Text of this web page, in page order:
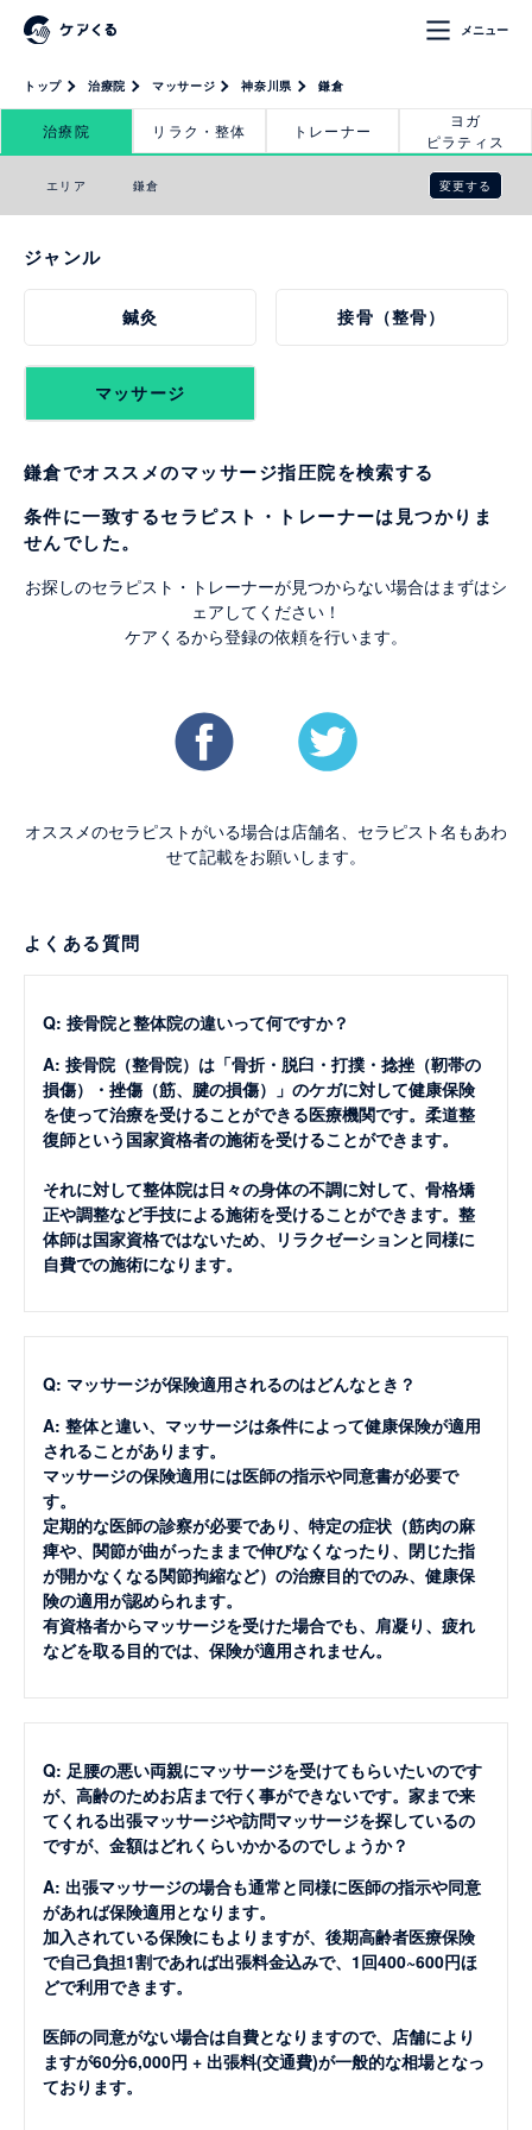
メニュー
トップ 治療院 マッサージ 神奈川県 鎌倉
治療院 リラク・整体 トレーナー
ヨガ
ピラティス
エリア 鎌倉 変更する
ジャンル
鍼灸 接骨（整骨）
マッサージ
鎌倉でオススメのマッサージ指圧院を検索する
条件に一致するセラピスト・トレーナーは見つかりま
せんでした。
お探しのセラピスト・トレーナーが見つからない場合はまずはシ
ェアしてください！
ケアくるから登録の依頼を行います。
オススメのセラピストがいる場合は店舗名、セラピスト名もあわ
せて記載をお願いします。
よくある質問
Q: 接骨院と整体院の違いって何ですか？
A: 接骨院（整骨院）は「骨折・脱臼・打撲・捻挫（靭帯の
損傷）・挫傷（筋、腱の損傷）」のケガに対して健康保険
を使って治療を受けることができる医療機関です。柔道整
復師という国家資格者の施術を受けることができます。
それに対して整体院は日々の身体の不調に対して、骨格矯
正や調整など手技による施術を受けることができます。整
体師は国家資格ではないため、リラクゼーションと同様に
自費での施術になります。
Q: マッサージが保険適用されるのはどんなとき？
A: 整体と違い、マッサージは条件によって健康保険が適用
されることがあります。
マッサージの保険適用には医師の指示や同意書が必要で
す。
定期的な医師の診察が必要であり、特定の症状（筋肉の麻
痺や、関節が曲がったままで伸びなくなったり、閉じた指
が開かなくなる関節拘縮など）の治療目的でのみ、健康保
険の適用が認められます。
有資格者からマッサージを受けた場合でも、肩凝り、疲れ
などを取る目的では、保険が適用されません。
Q: 足腰の悪い両親にマッサージを受けてもらいたいのです
が、高齢のためお店まで行く事ができないです。家まで来
てくれる出張マッサージや訪問マッサージを探しているの
ですが、金額はどれくらいかかるのでしょうか？
A: 出張マッサージの場合も通常と同様に医師の指示や同意
があれば保険適用となります。
加入されている保険にもよりますが、後期高齢者医療保険
で自己負担1割であれば出張料金込みで、1回400~600円ほ
どで利用できます。
医師の同意がない場合は自費となりますので、店舗により
ますが60分6,000円 + 出張料(交通費)が一般的な相場となっ
ております。